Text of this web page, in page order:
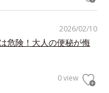
2026/02/10
危険！大人の便秘が侮
0 view